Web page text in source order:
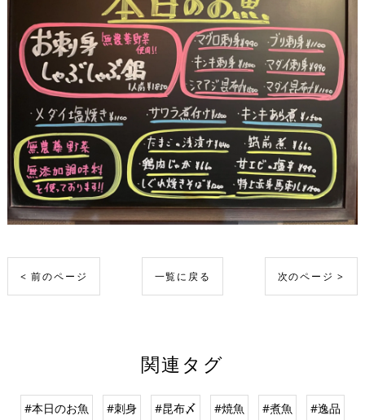
< 前のページ 一覧に戻る 次のページ >
関連タグ
#本日のお魚 #刺身 #昆布〆 #焼魚 #煮魚 #逸品